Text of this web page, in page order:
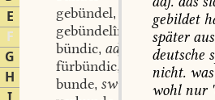
E
F
G
H
gebündel,
gebündelîn
stn.
bündic, adj.
fürbündic,
bunde, swv.
gebildet
späteraus
deutsche
nicht. was
wohlnur